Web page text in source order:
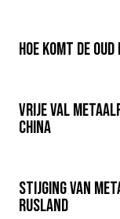
Hoe komt de
Vrije val
China
Stijging van
Rusland